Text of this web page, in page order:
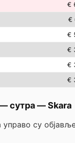
€
€
€
€
€
€
сутра—Skara
управо су